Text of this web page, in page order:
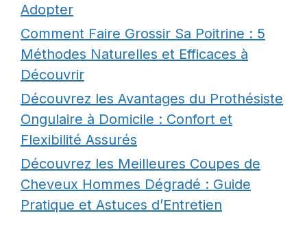
Adopter
Comment Faire Grossir Sa Poitrine : 5
Méthodes Naturelles et Efficaces à
Découvrir
Découvrez les Avantages du Prothésiste
Ongulaire à Domicile : Confort et
Flexibilité Assurés
Découvrez les Meilleures Coupes de
Cheveux Hommes Dégradé : Guide
Pratique et Astuces d’Entretien